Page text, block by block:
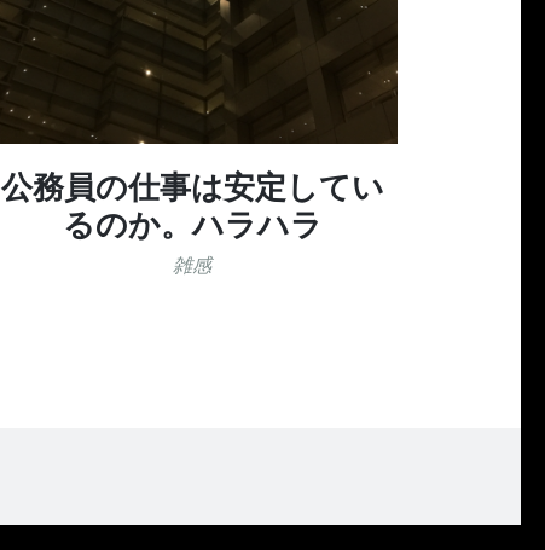
公務員の仕事は安定してい
るのか。ハラハラ
雑感